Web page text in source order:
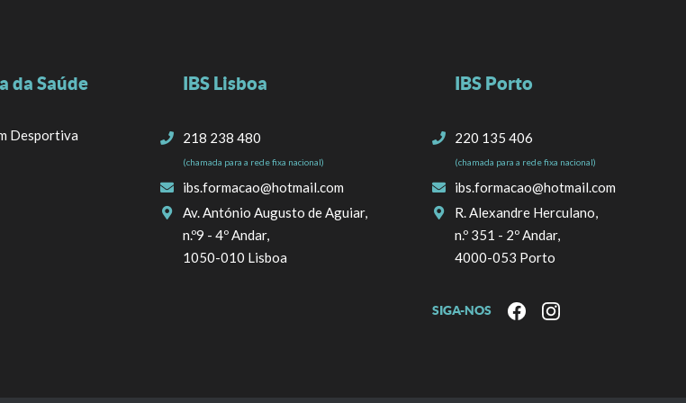
da Saúde
Desportiva
IBS Lisboa
218 238 480
(chamada para a rede fixa nacional)
ibs.formacao@hotmail.com
Av. António Augusto de Aguiar,
n.º9 - 4º Andar,
1050-010 Lisboa
IBS Porto
220 135 406
(chamada para a rede fixa nacional)
ibs.formacao@hotmail.com
R. Alexandre Herculano,
n.º 351 - 2º Andar,
4000-053 Porto
SIGA-NOS